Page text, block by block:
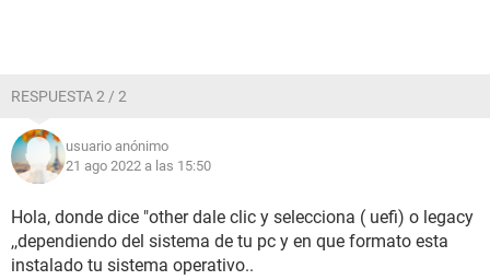
RESPUESTA 2 / 2
usuario anónimo
21 ago 2022 a las 15:50
Hola, donde dice "other dale clic y selecciona ( uefi) o legacy
,,dependiendo del sistema de tu pc y en que formato esta
instalado tu sistema operativo..